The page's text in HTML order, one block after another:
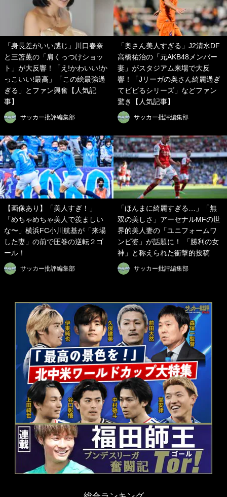
「身長差がいい感じ」川口春奈
と三笘薫の「肩くっつけショッ
ト」が大反響！「え!かわいい!か
っこいい!最高」「この絵最強過
ぎる」とファン興奮【人気記
事】
サッカー批評編集部
「奥さん美人すぎる」J2清水DF
高橋祐治の「元AKB48メンバー
妻」がスタジアム来場で大反
響！「Jリーガの奥さん綺麗過ぎ
てビビるシリーズ」などファン
驚き【人気記事】
サッカー批評編集部
【画像あり】「美人すぎ！」
「めちゃめちゃ美人で羨ましい
な〜」横浜FC小川航基が「来場
した妻」の前で圧巻の逆転２ゴ
ール！
サッカー批評編集部
「ほんまに綺麗すぎる…」「無
双の美しさ」アーセナルMFの世
界的美人妻の「ユニフォームワ
ンピ姿」が話題に！ 「勝利の女
神」と称えられた衝撃的投稿
サッカー批評編集部